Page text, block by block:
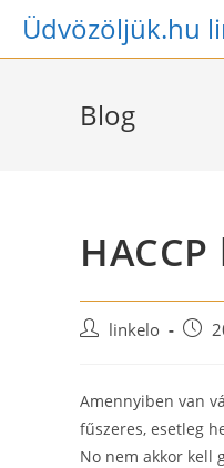
SkipÜdvözöljük.hu
Blog
Post linkelo
Post
Amennyiben van
fűszeres, esetleg
No nem akkor kell